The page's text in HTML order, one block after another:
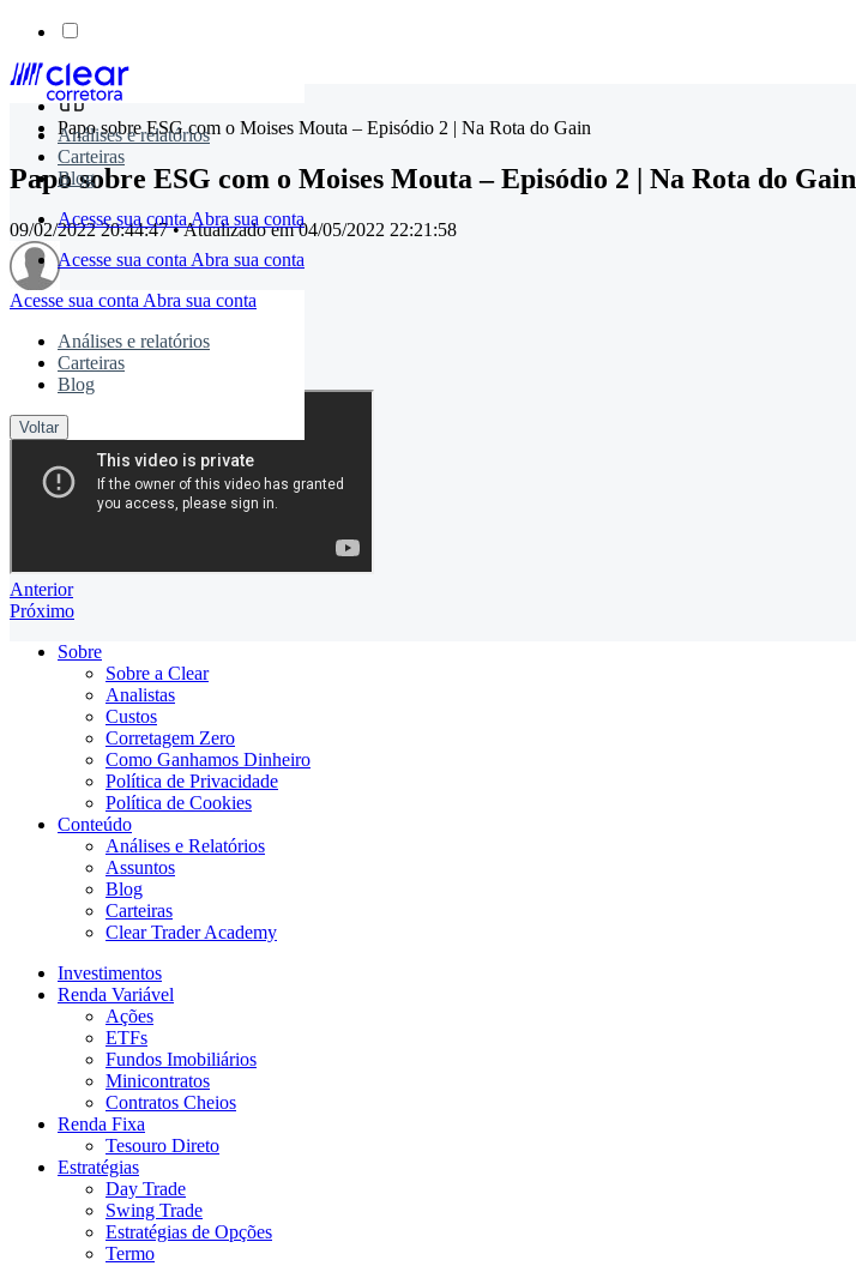
contentAnálises e relatórios
Carteiras
Blog
Acesse sua contaAbra sua conta
Acesse sua conta Abra sua conta
Acesse sua conta Abra sua conta
Análises e relatórios
Carteiras
Blog
Voltar
Papo sobre ESG com o Moises Mouta – Episódio 2 | Na Rota do Gain
Papo sobre ESG com o Moises Mouta – Episódio 2 | Na Rota do Gain
09/02/2022 20:44:47• Atualizado em04/05/2022 22:21:58
timemaster
Compartilhe:
Anterior
Próximo
Sobre
Sobre a Clear
Analistas
Custos
Corretagem Zero
Como Ganhamos Dinheiro
Política de Privacidade
Política de Cookies
Conteúdo
Análises e Relatórios
Assuntos
Blog
Carteiras
Clear Trader Academy
Investimentos
Renda Variável
Ações
ETFs
Fundos Imobiliários
Minicontratos
Contratos Cheios
Renda Fixa
Tesouro Direto
Estratégias
Day Trade
Swing Trade
Estratégias de Opções
Termo